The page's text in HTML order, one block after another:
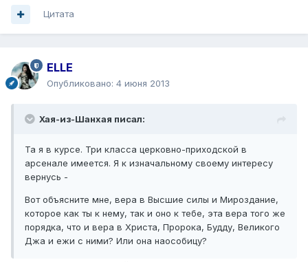
Цитата
ELLE
Опубликовано: 4 июня 2013
Хая-из-Шанхая писал:
Та я в курсе. Три класса церковно-приходской в
арсенале имеется. Я к изначальному своему интересу
вернусь -
Вот объясните мне, вера в Высшие силы и Мироздание,
которое как ты к нему, так и оно к тебе, эта вера того же
порядка, что и вера в Христа, Пророка, Будду, Великого
Джа и ежи с ними? Или она наособицу?